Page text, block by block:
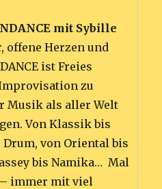
mit Sybille
offene Herzen und
ist Freies
zu
Musik als aller Welt
Von Klassik bis
von Oriental bis
bis Namika… Mal
immer mit viel